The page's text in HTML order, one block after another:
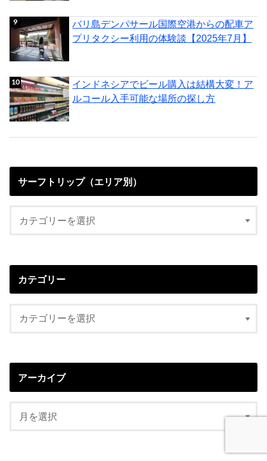
バリ島デンパサール国際空港からの配車ア
プリタクシー利用の体験談【2025年7月】
インドネシアでビール購入は結構大変！ア
ルコール入手可能な場所の探し方
サーフトリップ（エリア別）
カテゴリー
アーカイブ